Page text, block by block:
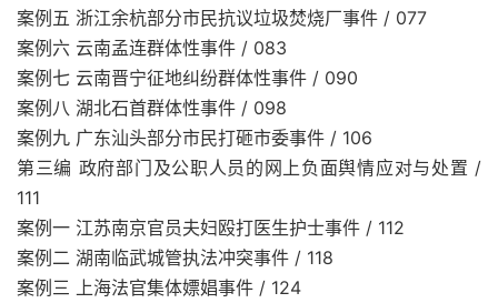
案例五 浙江余杭部分市民抗议垃圾焚烧厂事件 / 077
案例六 云南孟连群体性事件 / 083
案例七 云南晋宁征地纠纷群体性事件 / 090
案例八 湖北石首群体性事件 / 098
案例九 广东汕头部分市民打砸市委事件 / 106
第三编 政府部门及公职人员的网上负面舆情应对与处置 /
111
案例一 江苏南京官员夫妇殴打医生护士事件 / 112
案例二 湖南临武城管执法冲突事件 / 118
案例三 上海法官集体嫖娼事件 / 124